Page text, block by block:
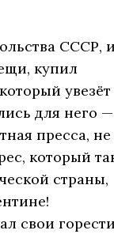
СССР, и
купил
увезёт
для него —
пресса, не
который
страны,
свои горести